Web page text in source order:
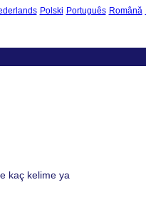
Polski Português Română
kaç kelime ya